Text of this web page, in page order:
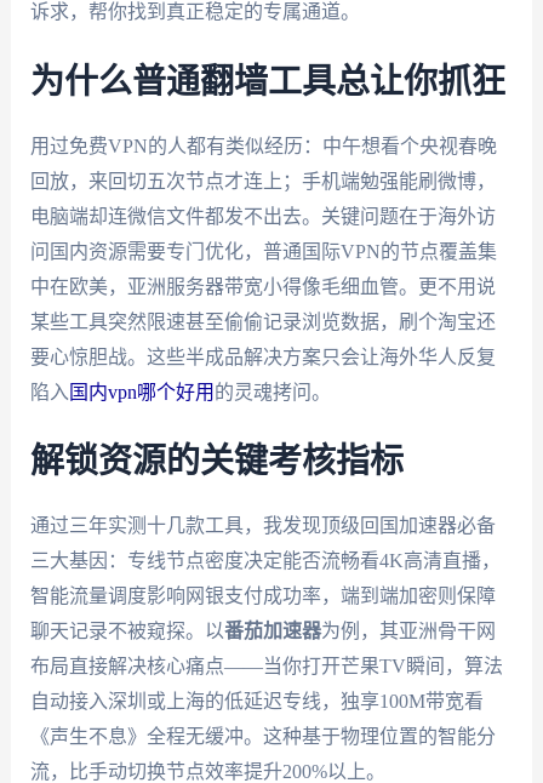
诉求，帮你找到真正稳定的专属通道。
为什么普通翻墙工具总让你抓狂
用过免费VPN的人都有类似经历：中午想看个央视春晚
回放，来回切五次节点才连上；手机端勉强能刷微博，
电脑端却连微信文件都发不出去。关键问题在于海外访
问国内资源需要专门优化，普通国际VPN的节点覆盖集
中在欧美，亚洲服务器带宽小得像毛细血管。更不用说
某些工具突然限速甚至偷偷记录浏览数据，刷个淘宝还
要心惊胆战。这些半成品解决方案只会让海外华人反复
陷入 国内vpn哪个好用 的灵魂拷问。
解锁资源的关键考核指标
通过三年实测十几款工具，我发现顶级回国加速器必备
三大基因：专线节点密度决定能否流畅看4K高清直播，
智能流量调度影响网银支付成功率，端到端加密则保障
聊天记录不被窥探。以番茄加速器为例，其亚洲骨干网
布局直接解决核心痛点——当你打开芒果TV瞬间，算法
自动接入深圳或上海的低延迟专线，独享100M带宽看
《声生不息》全程无缓冲。这种基于物理位置的智能分
流，比手动切换节点效率提升200%以上。